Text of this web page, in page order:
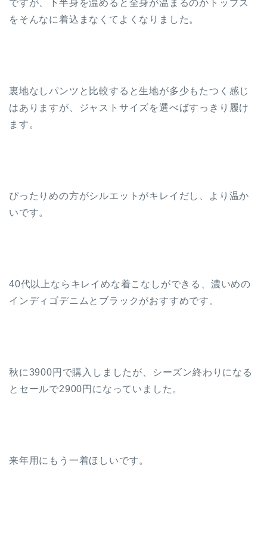
ですが、下半身を温めると全身が温まるのかトップス
をそんなに着込まなくてよくなりました。
裏地なしパンツと比較すると生地が多少もたつく感じ
はありますが、ジャストサイズを選べばすっきり履け
ます。
ぴったりめの方がシルエットがキレイだし、より温か
いです。
40代以上ならキレイめな着こなしができる、濃いめの
インディゴデニムとブラックがおすすめです。
秋に3900円で購入しましたが、シーズン終わりになる
とセールで2900円になっていました。
来年用にもう一着ほしいです。